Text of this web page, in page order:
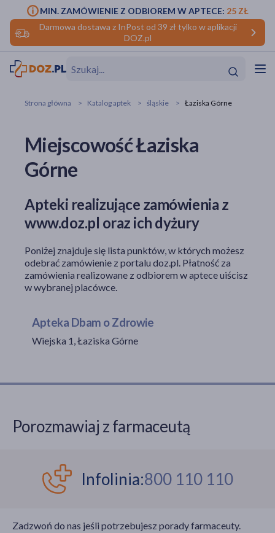
Darmowa dostawa z InPost od 39 zł tylko w aplikacji
DOZ.pl
MIN. ZAMÓWIENIE Z ODBIOREM W APTECE: 25 ZŁ
makijażu
Hit
Strona główna Katalog aptek śląskie Łaziska Górne
Miejscowość Łaziska
Górne
Apteki realizujące zamówienia z
www.doz.pl oraz ich dyżury
Poniżej znajduje się lista punktów, w których możesz
odebrać zamówienie z portalu doz.pl. Płatność za
zamówienia realizowane z odbiorem w aptece uiścisz
w wybranej placówce.
Apteka Dbam o Zdrowie
Wiejska 1, Łaziska Górne
Porozmawiaj z farmaceutą
Infolinia:800 110 110
Zadzwoń do nas jeśli potrzebujesz porady farmaceuty.